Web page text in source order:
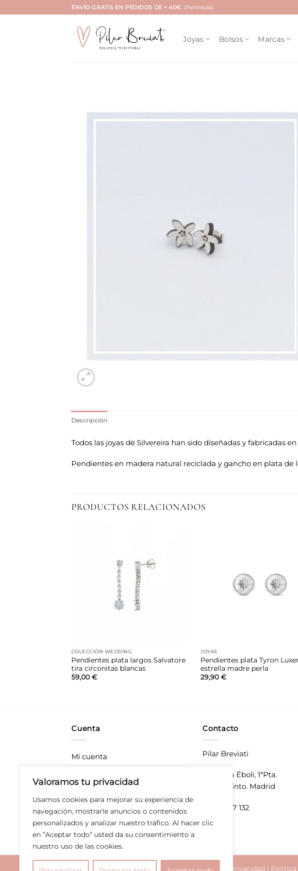
Valoramos tu privacidad
Usamos cookies para mejorar su experiencia de
navegación, mostrarle anuncios o contenidos
personalizados y analizar nuestro tráfico. Al hacer clic
en “Aceptar todo” usted da su consentimiento a
nuestro uso de las cookies.
al
ENVÍO GRATIS EN PEDIDOS DE + 40€. (Península)
Joyas Bolsos Marcas
a
Descripción
Todos las joyas de Silvereira han sido diseñadas y fabricadas
Pendientes en madera natural reciclada y gancho en plata de
PRODUCTOS RELACIONADOS
COLECCIÓN WEDDING
Pendientes plata largos Salvatore
tira circonitas blancas
59,00 €
JOYAS
Pendientes plata Tyron
estrella madre perla
29,90€
Cuenta
Mi cuenta
Devoluciones
Derecho de desistimiento
Contacto
Pilar Breviati
CC Plaza Éboli, 1ªPta.
28320 Pinto. Madrid
T 675 897 132
Aviso legal|Política de privacidad | Política